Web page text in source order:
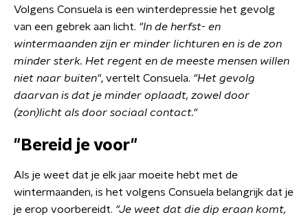
Volgens Consuela is een winterdepressie het gevolg
van een gebrek aan licht. "In de herfst- en
wintermaanden zijn er minder lichturen en is de zon
minder sterk. Het regent en de meeste mensen willen
niet naar buiten", vertelt Consuela. "Het gevolg
daarvan is dat je minder oplaadt, zowel door
(zon)licht als door sociaal contact."
"Bereid je voor"
Als je weet dat je elk jaar moeite hebt met de
wintermaanden, is het volgens Consuela belangrijk dat je
je erop voorbereidt. "Je weet dat die dip eraan komt,